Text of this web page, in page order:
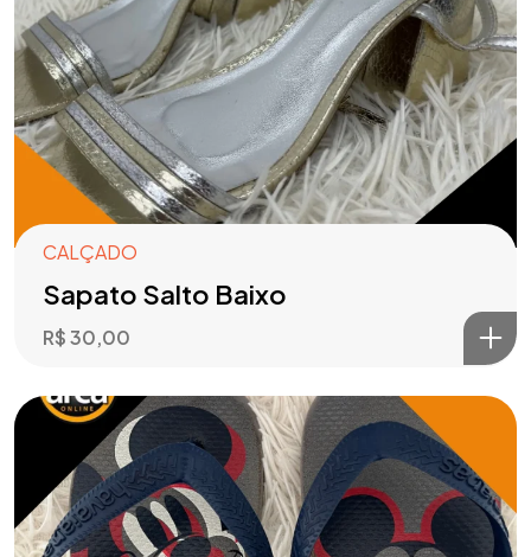
CALÇADO
Sapato Salto Baixo
R$30,00